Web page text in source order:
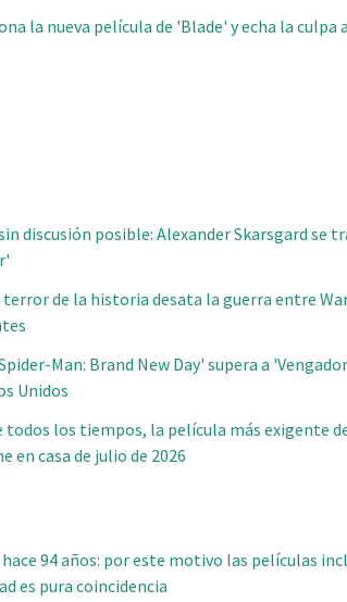
la nueva película de 'Blade' y echa la culpa
discusión posible: Alexander Skarsgard
terror de la historia desata la guerra entre
Man: Brand New Day' supera a
Unidos
todos los tiempos, la película más exigente
en casa de julio de 2026
94 años: por este motivo las películas
es pura coincidencia